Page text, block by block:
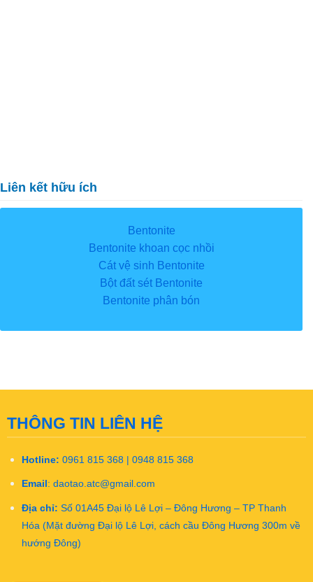
Liên kết hữu ích
Bentonite
Bentonite khoan cọc nhồi
Cát vệ sinh Bentonite
Bột đất sét Bentonite
Bentonite phân bón
THÔNG TIN LIÊN HỆ
Hotline: 0961 815 368 | 0948 815 368
Email : daotao.atc@gmail.com
Địa chỉ: Số 01A45 Đại lộ Lê Lợi – Đông Hương – TP Thanh
Hóa (Mặt đường Đại lộ Lê Lợi, cách cầu Đông Hương 300m về
hướng Đông)